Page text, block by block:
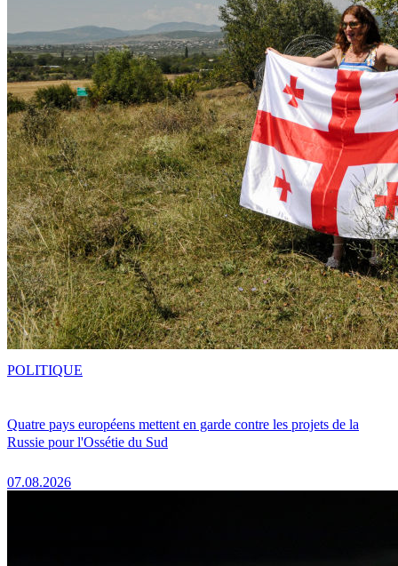
Quatre pays européens mettent en garde contre les projets de la
Russie pour l'Ossétie du Sud
07.08.2026
POLITIQUE